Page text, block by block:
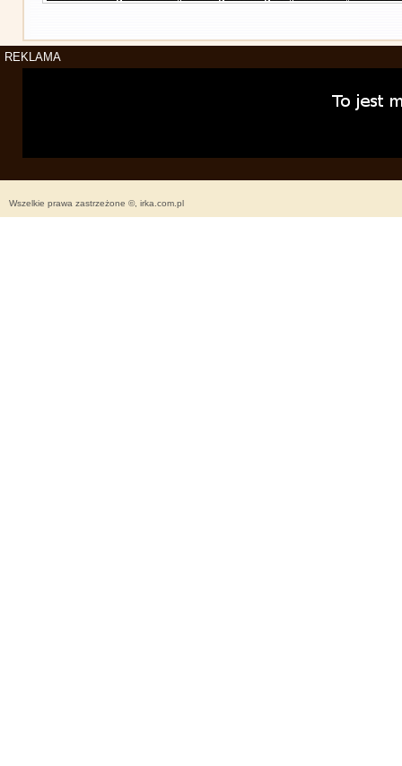
REKLAMA
Wszelkie prawa zastrzeżone ©, irka.com.pl